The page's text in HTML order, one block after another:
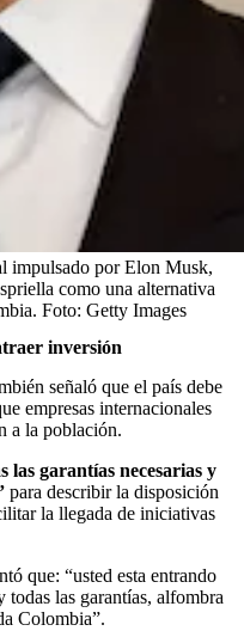
impulsado por Elon Musk,
como una alternativa
Foto: Getty Images
inversión
señaló que el país debe
empresas internacionales
a la población.
las garantías necesarias y
para describir la disposición
la llegada de iniciativas
que: “usted esta entrando
las garantías, alfombra
Colombia”.